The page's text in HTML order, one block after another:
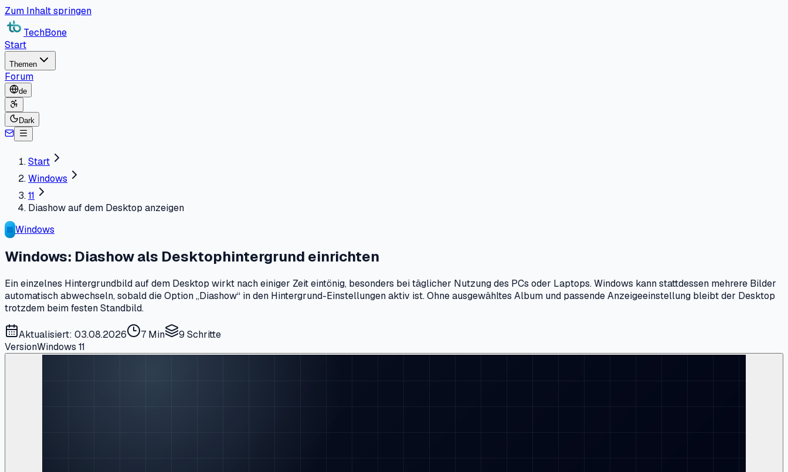
Zum Inhalt springen
TechBone
Start
Themen
Forum
de
Dark
Start
Windows
11
Diashow auf dem Desktop anzeigen
Windows
Windows: Diashow als Desktophintergrund einrichten
Ein einzelnes Hintergrundbild auf dem Desktop wirkt nach einiger Zeit eintönig, besonders bei täglicher Nutzung des PCs oder Laptops. Windows kann stattdessen mehrere Bilder
automatisch abwechseln, sobald die Option „Diashow“ in den Hintergrund-Einstellungen aktiv ist. Ohne ausgewähltes Album und passende Anzeigeeinstellung bleibt der Desktop
trotzdem beim festen Standbild.
Aktualisiert: 03.08.2026 7 Min 9 Schritte
VersionWindows 11